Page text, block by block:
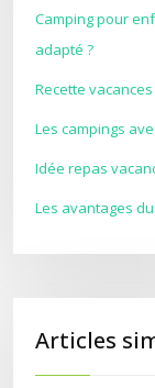
Camping pour
adapté ?
Recette
Les campings
Idée repas
Les avantages
Articles